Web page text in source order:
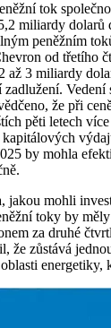
tok
miliardy dolarů
peněžním
od třetího
až 3 miliardy
Vedení
že při
pěti letech
by mohla
jakou mohli
toky by
za druhé
že zůstává
energetiky,